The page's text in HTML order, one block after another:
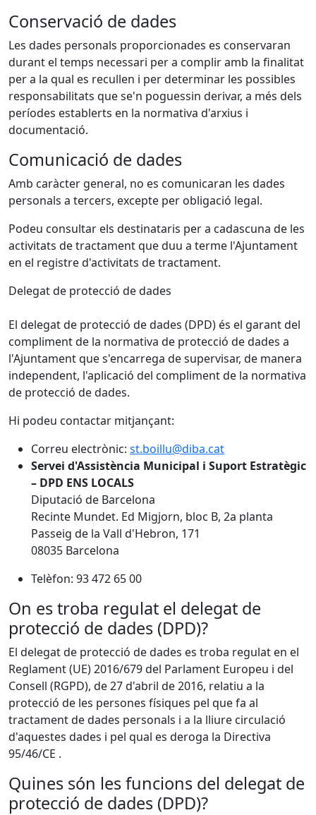
Conservació de dades
Les dades personals proporcionades es conservaran
durant el temps necessari per a complir amb la finalitat
per a la qual es recullen i per determinar les possibles
responsabilitats que se'n poguessin derivar, a més dels
períodes establerts en la normativa d'arxius i
documentació.
Comunicació de dades
Amb caràcter general, no es comunicaran les dades
personals a tercers, excepte per obligació legal.
Podeu consultar els destinataris per a cadascuna de les
activitats de tractament que duu a terme l'Ajuntament
en el registre d'activitats de tractament.
Delegat de protecció de dades
El delegat de protecció de dades (DPD) és el garant del
compliment de la normativa de protecció de dades a
l'Ajuntament que s'encarrega de supervisar, de manera
independent, l'aplicació del compliment de la normativa
de protecció de dades.
Hi podeu contactar mitjançant:
Correu electrònic: st.boillu@diba.cat
Servei d'Assistència Municipal i Suport Estratègic
– DPD ENS LOCALS
Diputació de Barcelona
Recinte Mundet. Ed Migjorn, bloc B, 2a planta
Passeig de la Vall d'Hebron, 171
08035 Barcelona
Telèfon: 93 472 65 00
On es troba regulat el delegat de
protecció de dades (DPD)?
El delegat de protecció de dades es troba regulat en el
Reglament (UE) 2016/679 del Parlament Europeu i del
Consell (RGPD), de 27 d'abril de 2016, relatiu a la
protecció de les persones físiques pel que fa al
tractament de dades personals i a la lliure circulació
d'aquestes dades i pel qual es deroga la Directiva
95/46/CE .
Quines són les funcions del delegat de
protecció de dades (DPD)?